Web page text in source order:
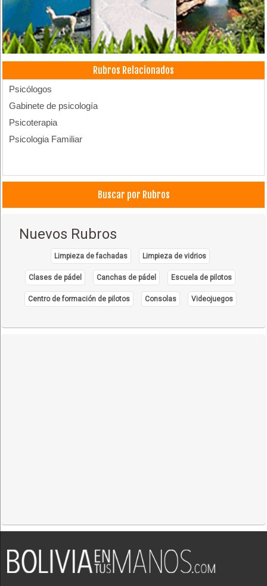
Rubros Relacionados
Psicólogos
Gabinete de psicología
Psicoterapia
Psicologia Familiar
Buscar por Rubros
Nuevos Rubros
Limpieza de fachadas Limpieza de vidrios
Clases de pádel Canchas de pádel Escuela de pilotos
Centro de formación de pilotos Consolas Videojuegos